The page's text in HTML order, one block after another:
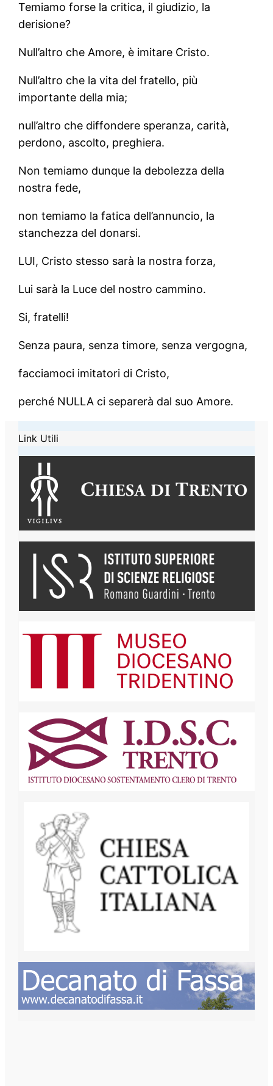
Temiamo forse la critica, il giudizio, la
derisione?
Null’altro che Amore, è imitare Cristo.
Null’altro che la vita del fratello, più
importante della mia;
null’altro che diffondere speranza, carità,
perdono, ascolto, preghiera.
Non temiamo dunque la debolezza della
nostra fede,
non temiamo la fatica dell’annuncio, la
stanchezza del donarsi.
LUI, Cristo stesso sarà la nostra forza,
Lui sarà la Luce del nostro cammino.
Si, fratelli!
Senza paura, senza timore, senza vergogna,
facciamoci imitatori di Cristo,
perché NULLA ci separerà dal suo Amore.
Link Utili